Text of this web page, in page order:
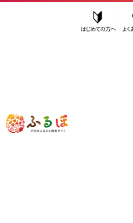
ふるぽ JTBのふ
「ふるさと納税」TOP
キャラクター・ぬいぐるみ